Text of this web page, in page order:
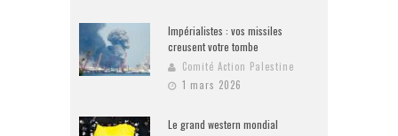
Impérialistes : vos missiles
creusent votre tombe
Comité Action Palestine
1 mars 2026
Le grand western mondial